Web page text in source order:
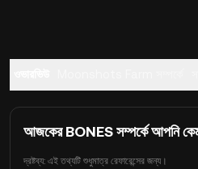
আজকের BONES সম্পর্কে আপনি
দ্রষ্টব্য: এই তথ্যটি শুধুমাত্র রেফারেন্সের জন্য।